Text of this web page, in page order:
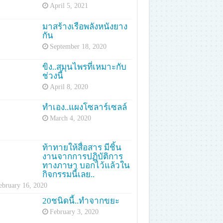
April 5, 2021
มาสร้างเรือพลังหนังยาง
กัน
September 18, 2020
ขิง..สมุนไพรที่เหมาะกับ
ช่วงนี้
April 8, 2020
ทำเอง..แผงโซลาร์เซลล์
March 4, 2020
ท้าทายให้สื่อสาร มีชิ้น
งานจากการปฏิบัติการ
ทางภาษา บอกไว้แล้วใน
กิจกรรมนี้เลย..
16, 2020
20ชนิดนี้..ทำจากขยะ
February 3, 2020